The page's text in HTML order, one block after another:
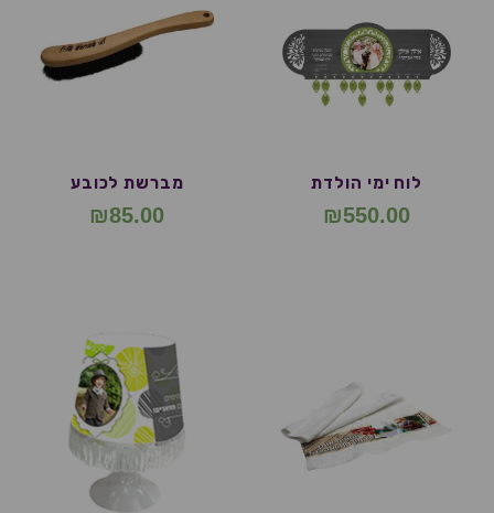
לוח ימי הולדת
₪550.00
מברשת לכובע
₪85.00